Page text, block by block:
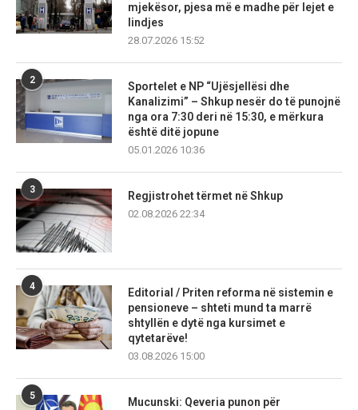
mjekësor, pjesa më e madhe për lejet e
lindjes
28.07.2026 15:52
2
Sportelet e NP “Ujësjellësi dhe
Kanalizimi” – Shkup nesër do të punojnë
nga ora 7:30 deri në 15:30, e mërkura
është ditë jopune
05.01.2026 10:36
3
Regjistrohet tërmet në Shkup
02.08.2026 22:34
4
Editorial / Priten reforma në sistemin e
pensioneve – shteti mund ta marrë
shtyllën e dytë nga kursimet e
qytetarëve!
03.08.2026 15:00
5
Mucunski: Qeveria punon për